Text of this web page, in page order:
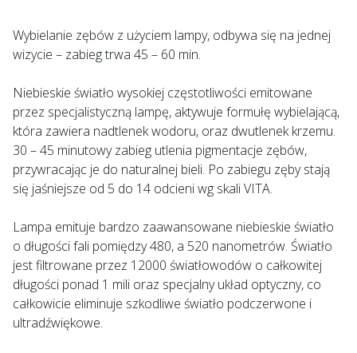
Wybielanie zębów z użyciem lampy, odbywa się na jednej
wizycie – zabieg trwa 45 – 60 min.
Niebieskie światło wysokiej częstotliwości emitowane
przez specjalistyczną lampę, aktywuje formułę wybielającą,
która zawiera nadtlenek wodoru, oraz dwutlenek krzemu.
30 – 45 minutowy zabieg utlenia pigmentacje zębów,
przywracając je do naturalnej bieli. Po zabiegu zęby stają
się jaśniejsze od 5 do 14 odcieni wg skali VITA.
Lampa emituje bardzo zaawansowane niebieskie światło
o długości fali pomiędzy 480, a 520 nanometrów. Światło
jest filtrowane przez 12000 światłowodów o całkowitej
długości ponad 1 mili oraz specjalny układ optyczny, co
całkowicie eliminuje szkodliwe światło podczerwone i
ultradźwiękowe.